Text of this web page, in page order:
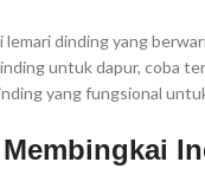
dinding yang
untuk dapur, coba
yang fungsional